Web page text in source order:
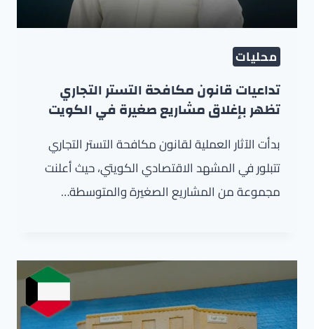
محليات
تداعيات قانون مكافحة التستر التجاري
تظهر بإغلاق مشاريع صغيرة في الكويت
بدأت الآثار العملية لقانون مكافحة التستر التجاري
تتبلور في المشهد الاقتصادي الكويتي، حيث أعلنت
مجموعة من المشاريع الصغيرة والمتوسطة…